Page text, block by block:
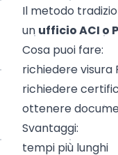
Il metodo
un ufficio ACI o
Cosa puoi fare:
richiedere visura
richiedere
ottenere
Svantaggi:
tempi più lunghi